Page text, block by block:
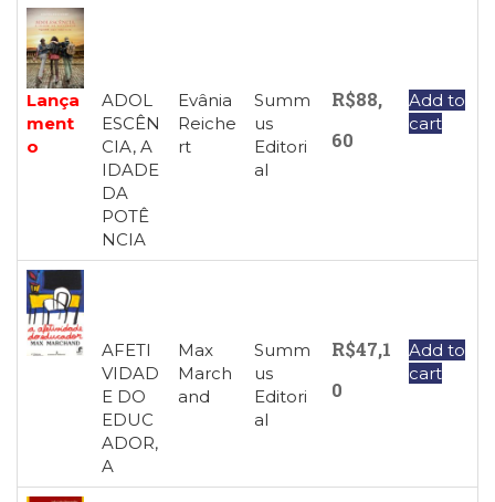
Lança
ment
o
ADOL
ESCÊN
CIA, A
IDADE
DA
POTÊ
NCIA
Evânia
Reiche
rt
Summ
us
Editori
al
R$88,
60
Add to
cart
AFETI
VIDAD
E DO
EDUC
ADOR,
A
Max
March
and
Summ
us
Editori
al
R$47,1
0
Add to
cart